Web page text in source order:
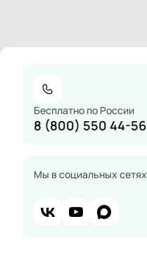
Бесплатно по России
8 (800) 550 44-56
Мы в социальных сетях